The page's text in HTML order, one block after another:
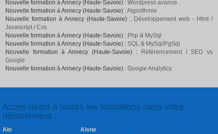
Nouvelle formation à Annecy (Haute-Savoie) :Wordpress avancé
Nouvelle formation à Annecy (Haute-Savoie) :Algorithmie
Nouvelle formation à Annecy (Haute-Savoie) : Développement web - Html /
Javascript / Css
Nouvelle formation à Annecy (Haute-Savoie) : Php & MySql
Nouvelle formation à Annecy (Haute-Savoie) : SQL & MySql/PgSql
Nouvelle formation à Annecy (Haute-Savoie) :
Référencement / SEO vs
Google
Nouvelle formation à Annecy (Haute-Savoie) :Google Analytics
Accès direct à toutes les formations dans votre
département :
Ain
Aisne